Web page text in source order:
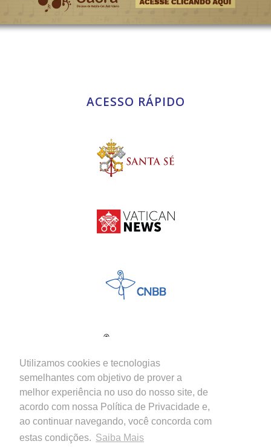
Utilizamos cookies e tecnologias
semelhantes com objetivo de prover a
melhor experiência no uso do nosso site, de
acordo com nossa Política de Privacidade e,
ao continuar navegando, você concorda com
estas condições. Saiba Mais
ACESSO RÁPIDO